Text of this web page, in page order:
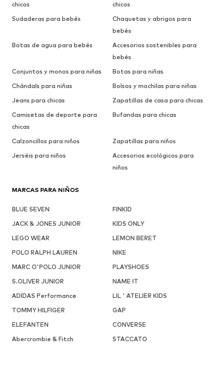
chicos
chicos
Sudaderas para bebés
Chaquetas y abrigos para
bebés
Botas de agua para bebés
Accesorios sostenibles para
bebés
Conjuntos y monos para niñas
Botas para niñas
Chándals para niñas
Bolsos y mochilas para niñas
Jeans para chicas
Zapatillas de casa para chicas
Camisetas de deporte para
chicas
Bufandas para chicas
Calzoncillos para niños
Zapatillas para niños
Jerséis para niños
Accesorios ecológicos para
niños
MARCAS PARA NIÑOS
BLUE SEVEN
FINKID
JACK & JONES JUNIOR
KIDS ONLY
LEGO WEAR
LEMON BERET
POLO RALPH LAUREN
NIKE
MARC O'POLO JUNIOR
PLAYSHOES
S.OLIVER JUNIOR
NAME IT
ADIDAS Performance
LIL ' ATELIER KIDS
TOMMY HILFIGER
GAP
ELEFANTEN
CONVERSE
Abercrombie & Fitch
STACCATO